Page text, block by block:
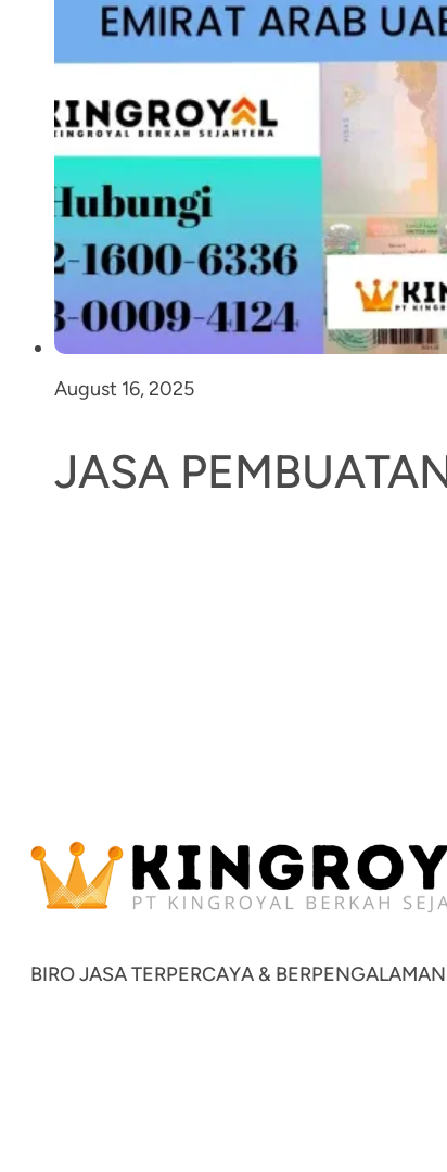
August 16, 2025
JASA
BIRO JASA TERPERCAYA & BERPENGALAMAN